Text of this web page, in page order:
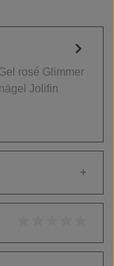
rosé Glimmer
Jolifin